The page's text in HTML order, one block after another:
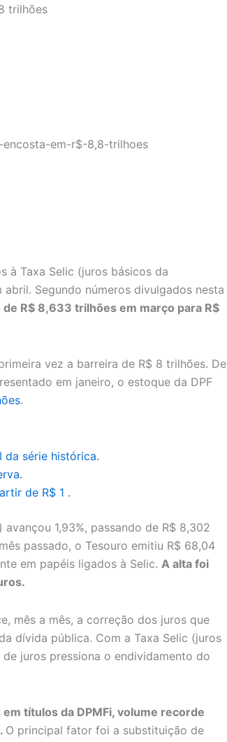
trilhões
à Taxa Selic (juros básicos da
Segundo números divulgados nesta
de R$ 8,633 trilhões em março para R$
vez a barreira de R$ 8 trilhões. De
em janeiro, o estoque da DPF
.
da série histórica.
de R$ 1 .
1,93%, passando de R$ 8,302
passado, o Tesouro emitiu R$ 68,04
em papéis ligados à Selic. A alta foi
mês a mês, a correção dos juros que
dívida pública. Com a Taxa Selic (juros
juros pressiona o endividamento do
títulos da DPMFi, volume recorde
O principal fator foi a substituição de